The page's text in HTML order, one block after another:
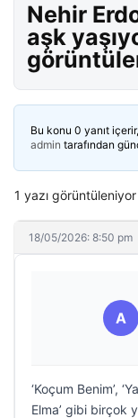
Nehir
aşk
Bu konu 0 yanıt
admin tarafından
1 yazı
18/05/2026: 8:50 pm
A
‘Koçum Benim’,
Elma’ gibi birçok